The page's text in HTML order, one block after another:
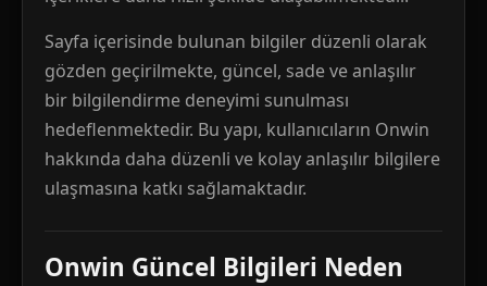
Sayfa içerisinde bulunan bilgiler düzenli olarak
gözden geçirilmekte, güncel, sade ve anlaşılır
bir bilgilendirme deneyimi sunulması
hedeflenmektedir. Bu yapı, kullanıcıların Onwin
hakkında daha düzenli ve kolay anlaşılır bilgilere
ulaşmasına katkı sağlamaktadır.
Onwin Güncel Bilgileri Neden